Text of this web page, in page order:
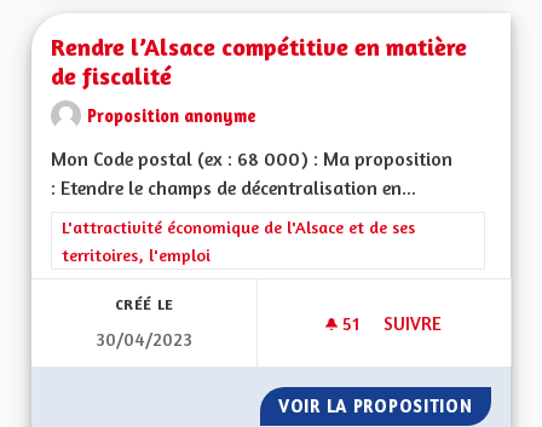
Rendre l’Alsace compétitive en matière
de fiscalité
Proposition anonyme
Mon Code postal (ex : 68 000) : Ma proposition
: Etendre le champs de décentralisation en...
Filtrer les résultats de la catégorie : L'attractivité
L'attractivité économique de l'Alsace et de ses
territoires, l'emploi
CRÉÉ LE
30/04/2023
51 51 ABONNÉS
SUIVRE
VOIR LA PROPOSITION